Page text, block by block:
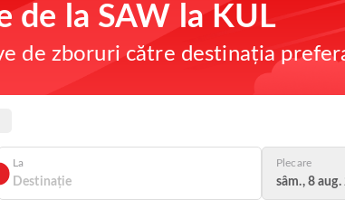
de la SAW la KUL
de zboruri către destinația
La Plecare
sâm., 8